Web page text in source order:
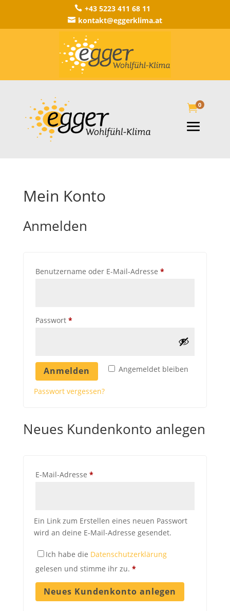
 +43 5223 411 68 11
 kontakt@eggerklima.at
0
Mein Konto
Anmelden
Benutzername oder E-Mail-Adresse *Erforderlich
Passwort *Erforderlich
Angemeldet bleiben
Anmelden
Passwort vergessen?
Neues Kundenkonto anlegen
E-Mail-Adresse *Erforderlich
Ein Link zum Erstellen eines neuen Passwort
wird an deine E-Mail-Adresse gesendet.
Ich habe die Datenschutzerklärung
gelesen und stimme ihr zu. *
Neues Kundenkonto anlegen